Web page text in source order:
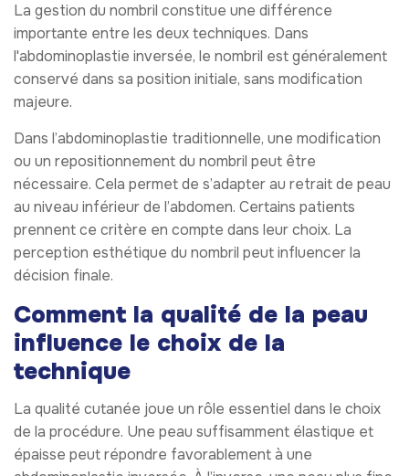
La gestion du nombril constitue une différence
importante entre les deux techniques. Dans
l'abdominoplastie inversée, le nombril est généralement
conservé dans sa position initiale, sans modification
majeure.
Dans l’abdominoplastie traditionnelle, une modification
ou un repositionnement du nombril peut être
nécessaire. Cela permet de s’adapter au retrait de peau
au niveau inférieur de l’abdomen. Certains patients
prennent ce critère en compte dans leur choix. La
perception esthétique du nombril peut influencer la
décision finale.
Comment la qualité de la peau
influence le choix de la
technique
La qualité cutanée joue un rôle essentiel dans le choix
de la procédure. Une peau suffisamment élastique et
épaisse peut répondre favorablement à une